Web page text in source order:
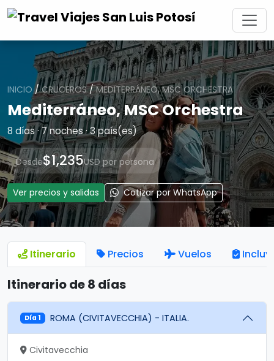
INICIO/CRUCEROS/MEDITERRÁNEO, MSC ORCHESTRA
Mediterráneo, MSC Orchestra
8 días · 7 noches · 3 país(es)
Desde$1,235USD por persona
Ver precios y salidas Cotizar por WhatsApp
Itinerario Precios Vuelos
Itinerario de 8 días
Día 1 ROMA (CIVITAVECCHIA) - ITALIA.
Civitavecchia